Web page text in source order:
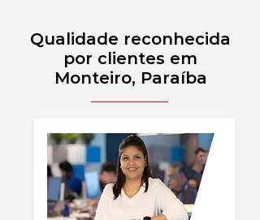
Qualidade reconhecida
por clientes em
Monteiro, Paraíba